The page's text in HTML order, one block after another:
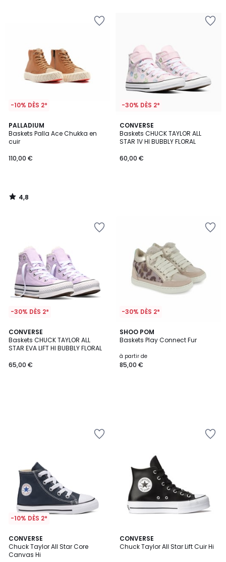
-10% DÈS 2*
PALLADIUM
Baskets Palla Ace Chukka en
cuir
110,00 €
4,8
/ 5
4,8
/
-30% DÈS 2*
CONVERSE
Baskets CHUCK TAYLOR ALL
STAR 1V HI BUBBLY FLORAL
60,00 €
-30% DÈS 2*
CONVERSE
Baskets CHUCK TAYLOR ALL
STAR EVA LIFT HI BUBBLY FLORAL
65,00 €
-30% DÈS 2*
SHOO POM
Baskets Play Connect Fur
à partir de
85,00 €
-10% DÈS 2*
CONVERSE
Chuck Taylor All Star Core
Canvas Hi
5
/
5
CONVERSE
Chuck Taylor All Star Lift Cuir Hi
4,7
/ 5